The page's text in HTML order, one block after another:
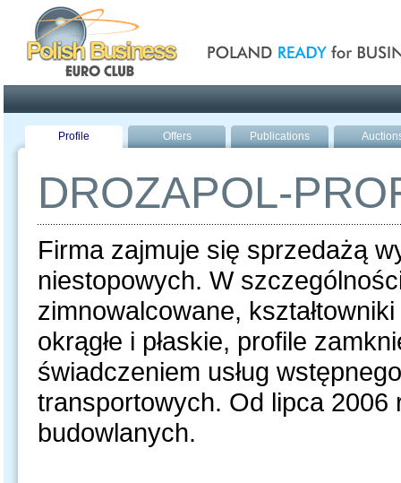
Profile Offers Publications
DROZAPOL-
Firma zajmuje się sprzedażą
niestopowych. W
zimnowalcowane,
okrągłe i płaskie, profile
świadczeniem usług
transportowych. Od lipca
budowlanych.